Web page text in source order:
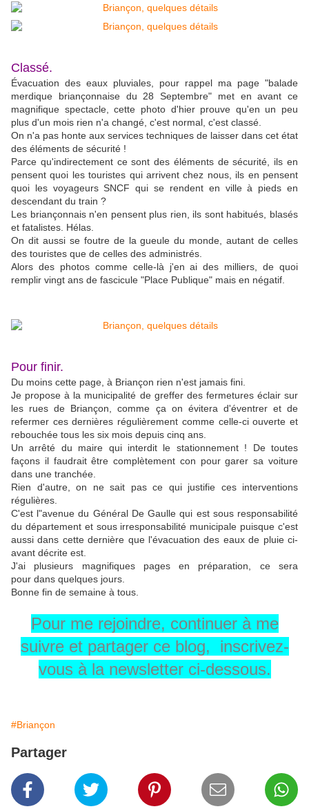
Classé.
Évacuation des eaux pluviales, pour rappel ma page "balade
merdique briançonnaise du 28 Septembre" met en avant ce
magnifique spectacle, cette photo d'hier prouve qu'en un peu
plus d'un mois rien n'a changé, c'est normal, c'est classé.
On n'a pas honte aux services techniques de laisser dans cet état
des éléments de sécurité !
Parce qu'indirectement ce sont des éléments de sécurité, ils en
pensent quoi les touristes qui arrivent chez nous, ils en pensent
quoi les voyageurs SNCF qui se rendent en ville à pieds en
descendant du train ?
Les briançonnais n'en pensent plus rien, ils sont habitués, blasés
et fatalistes. Hélas.
On dit aussi se foutre de la gueule du monde, autant de celles
des touristes que de celles des administrés.
Alors des photos comme celle-là j'en ai des milliers, de quoi
remplir vingt ans de fascicule "Place Publique" mais en négatif.
Pour finir.
Du moins cette page, à Briançon rien n'est jamais fini.
Je propose à la municipalité de greffer des fermetures éclair sur
les rues de Briançon, comme ça on évitera d'éventrer et de
refermer ces dernières régulièrement comme celle-ci ouverte et
rebouchée tous les six mois depuis cinq ans.
Un arrêté du maire qui interdit le stationnement ! De toutes
façons il faudrait être complètement con pour garer sa voiture
dans une tranchée.
Rien d'autre, on ne sait pas ce qui justifie ces interventions
régulières.
C'est l"avenue du Général De Gaulle qui est sous responsabilité
du département et sous irresponsabilité municipale puisque c'est
aussi dans cette dernière que l'évacuation des eaux de pluie ci-
avant décrite est.
J'ai plusieurs magnifiques pages en préparation, ce sera
pour dans quelques jours.
Bonne fin de semaine à tous.
Pour me rejoindre, continuer à me
suivre et partager ce blog, inscrivez-
vous à la newsletter ci-dessous.
#Briançon
Partager